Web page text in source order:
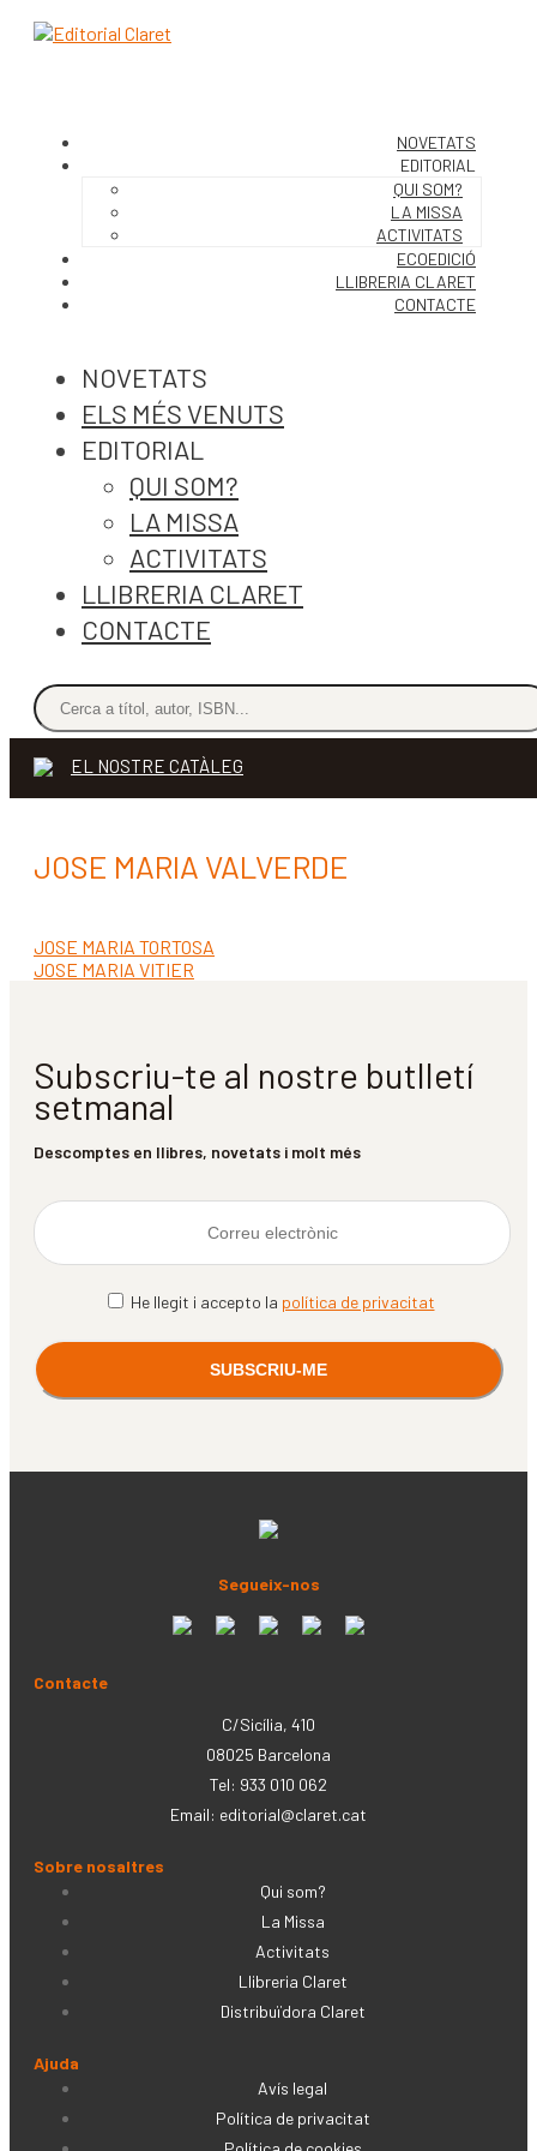
NOVETATS
EDITORIAL
QUI SOM?
LA MISSA
ACTIVITATS
ECOEDICIÓ
LLIBRERIA CLARET
CONTACTE
NOVETATS
ELS MÉS VENUTS
EDITORIAL
QUI SOM?
LA MISSA
ACTIVITATS
LLIBRERIA CLARET
CONTACTE
EL NOSTRE CATÀLEG
JOSE MARIA VALVERDE
Navegació
d'entrades
Entrada
anterior:
JOSE MARIA TORTOSA
Pròxima
JOSE MARIA VITIER
Subscriu-te al nostre butlletí
setmanal
Descomptes en llibres, novetats i molt més
He llegit i accepto la política de privacitat
Segueix-nos
Contacte
C/Sicília, 410
08025 Barcelona
Tel: 933 010 062
Email: editorial@claret.cat
Sobre nosaltres
Qui som?
La Missa
Activitats
Llibreria Claret
Distribuïdora Claret
Ajuda
Avís legal
Política de privacitat